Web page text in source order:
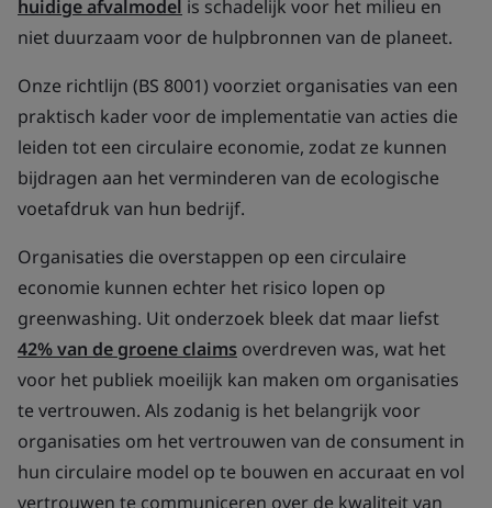
huidige afvalmodel is schadelijk voor het milieu en
niet duurzaam voor de hulpbronnen van de planeet.
Onze richtlijn (BS 8001) voorziet organisaties van een
praktisch kader voor de implementatie van acties die
leiden tot een circulaire economie, zodat ze kunnen
bijdragen aan het verminderen van de ecologische
voetafdruk van hun bedrijf.
Organisaties die overstappen op een circulaire
economie kunnen echter het risico lopen op
greenwashing. Uit onderzoek bleek dat maar liefst
42% van de groene claims overdreven was, wat het
voor het publiek moeilijk kan maken om organisaties
te vertrouwen. Als zodanig is het belangrijk voor
organisaties om het vertrouwen van de consument in
hun circulaire model op te bouwen en accuraat en vol
vertrouwen te communiceren over de kwaliteit van